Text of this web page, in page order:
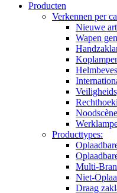
Producten
Verkennen per
Nieuwe
Wapen
Producttypes:
Multi-
Niet-
Draag